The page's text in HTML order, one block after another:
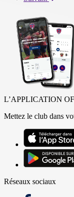
L’APPLICATION
Mettez le club dans
Réseaux sociaux